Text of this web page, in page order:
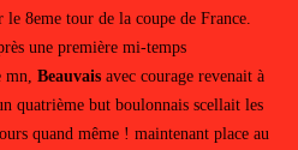
le 8eme tour de la coupe de France.
une première mi-temps
Beauvaisavec courage revenait à
quatrième but boulonnais scellait les
quand même ! maintenant place au